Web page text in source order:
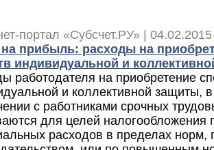
портал «Субсчет.РУ» |
на прибыль: расходы на
индивидуальной и
работодателя на приобретение
и коллективной защиты,
с работниками срочных
для целей налогообложения
расходов в пределах норм,